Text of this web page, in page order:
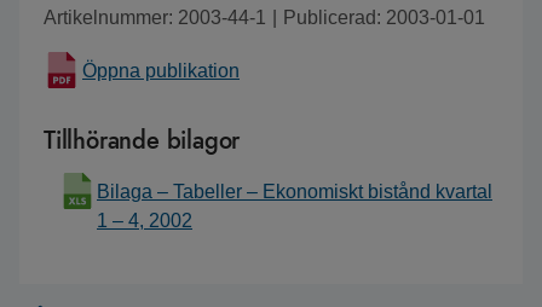
Artikelnummer: 2003-44-1 Publicerad: 2003-01-01
Öppna publikation
Tillhörande bilagor
Bilaga – Tabeller – Ekonomiskt bistånd kvartal
1 – 4, 2002